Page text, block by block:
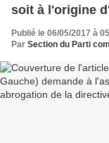
soit à l'origine
des travailleurs
Publié le 06/05/2017 à
Par Section du Parti